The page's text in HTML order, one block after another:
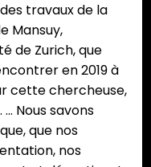
travaux de la
Mansuy,
de Zurich, que
en 2019 à
cette chercheuse,
… Nous savons
que nos
nos